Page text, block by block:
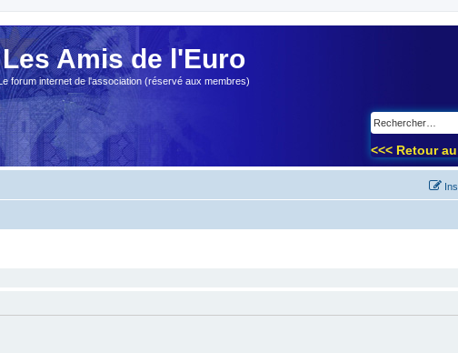
Les Amis de l'Euro
forum internet de l'association (réservé aux membres)
<<< Retour